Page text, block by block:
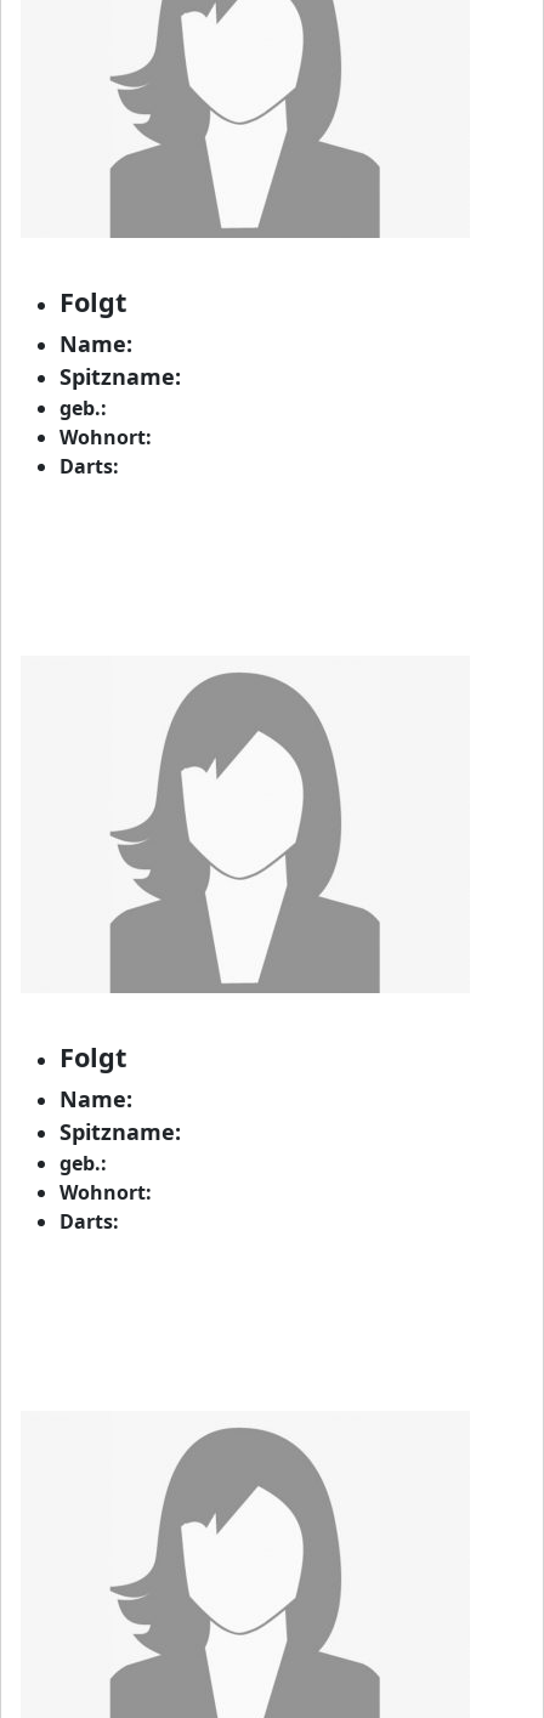
Folgt
Name:
Spitzname:
geb.:
Wohnort:
Darts:
Folgt
Name:
Spitzname:
geb.:
Wohnort:
Darts: